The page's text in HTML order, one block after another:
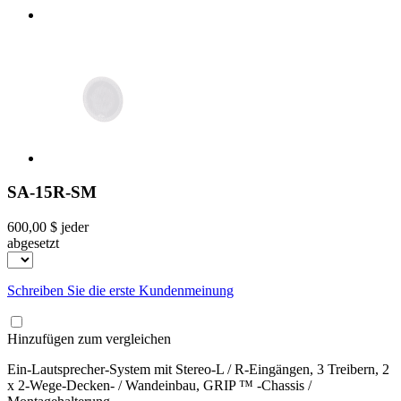
SA-15R-SM
600,00 $ jeder
abgesetzt
Schreiben Sie die erste Kundenmeinung
Hinzufügen zum vergleichen
Ein-Lautsprecher-System mit Stereo-L / R-Eingängen, 3 Treibern, 2
x 2-Wege-Decken- / Wandeinbau, GRIP ™ -Chassis /